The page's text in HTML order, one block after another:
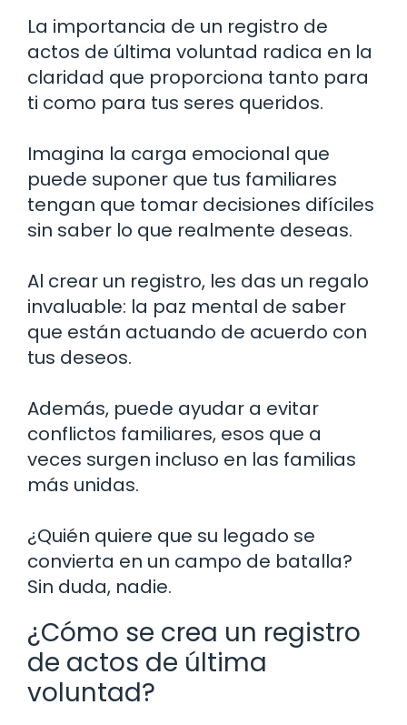
La importancia de un registro de
actos de última voluntad radica en la
claridad que proporciona tanto para
ti como para tus seres queridos.
Imagina la carga emocional que
puede suponer que tus familiares
tengan que tomar decisiones difíciles
sin saber lo que realmente deseas.
Al crear un registro, les das un regalo
invaluable: la paz mental de saber
que están actuando de acuerdo con
tus deseos.
Además, puede ayudar a evitar
conflictos familiares, esos que a
veces surgen incluso en las familias
más unidas.
¿Quién quiere que su legado se
convierta en un campo de batalla?
Sin duda, nadie.
¿Cómo se crea un registro
de actos de última
voluntad?